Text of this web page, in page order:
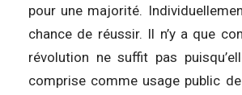
pour une majorité.
chance de réussir. Il n’y a que
révolution ne suffit pas
comprise comme usage public